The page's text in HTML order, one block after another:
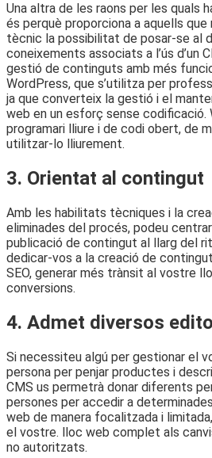
Una altra de les raons per les quals
és perquè proporciona a aquells
tècnic la possibilitat de posar-se al
coneixements associats a l’ús d’un
gestió de continguts amb més
WordPress, que s’utilitza per
ja que converteix la gestió i el
web en un esforç sense codificació.
programari lliure i de codi obert, de
utilitzar-lo lliurement.
3. Orientat al contingut
Amb les habilitats tècniques i la
eliminades del procés, podeu
publicació de contingut al llarg del
dedicar-vos a la creació de
SEO, generar més trànsit al vostre
conversions.
4. Admet diversos
Si necessiteu algú per gestionar el
persona per penjar productes i
CMS us permetrà donar diferents
persones per accedir a
web de manera focalitzada i
el vostre. lloc web complet als
no autoritzats.